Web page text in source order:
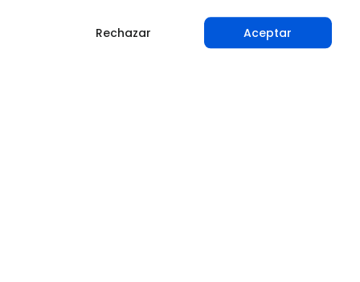
Rechazar Aceptar